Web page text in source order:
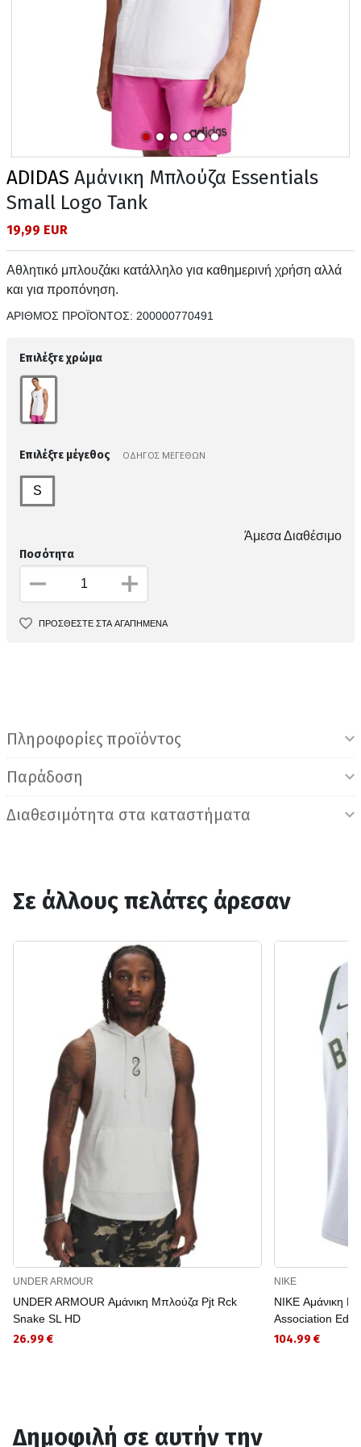
ADIDAS Αμάνικη Μπλούζα Essentials
Small Logo Tank
19,99 EUR
Αθλητικό μπλουζάκι κατάλληλο για καθημερινή χρήση αλλά
και για προπόνηση.
ΑΡΙΘΜΌΣ ΠΡΟΪΌΝΤΟΣ: 200000770491
Επιλέξτε χρώμα
Επιλέξτε μέγεθος ΟΔΗΓΟΣ ΜΕΓΕΘΩΝ
S
Άμεσα Διαθέσιμο
Ποσότητα
ΠΡΟΣΘΕΣΤΕ ΣΤΑ ΑΓΑΠΗΜΕΝΑ
Πληροφορίες προϊόντος
Παράδοση
Διαθεσιμότητα στα καταστήματα
Σε άλλους πελάτες άρεσαν
UNDER ARMOUR
UNDER ARMOUR Αμάνικη Μπλούζα Pjt Rck
Snake SL HD
26.99 €
NIKE
NIKE Αμάνικη
Association
104.99 €
Δημοφιλή σε αυτήν την